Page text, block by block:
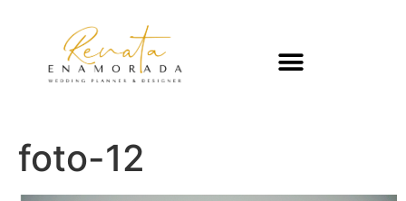
foto-12